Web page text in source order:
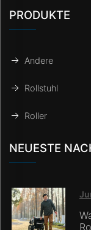
PRODUKTE
Andere
Rollstuhl
Roller
NEUESTE